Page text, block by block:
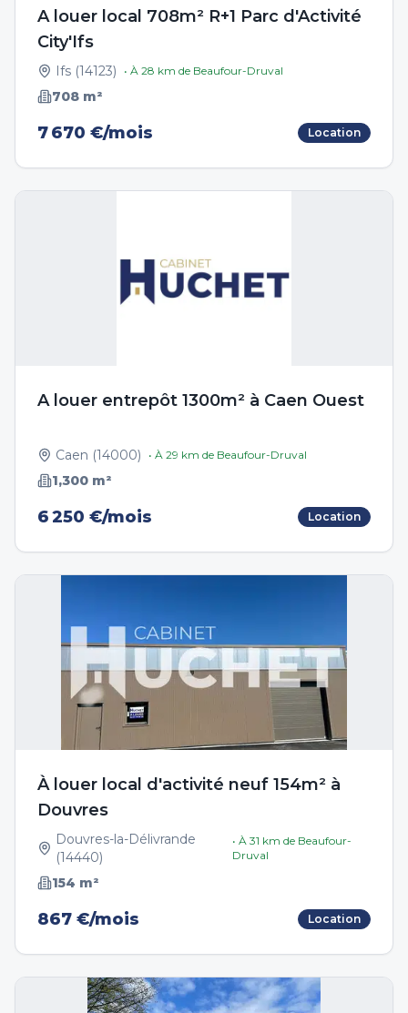
A louer local 708m² R+1 Parc d'Activité
City'Ifs
Ifs (14123) • À 28 km de Beaufour-Druval
708 m²
7 670 €/mois Location
A louer entrepôt 1300m² à Caen Ouest
Caen (14000) • À 29 km de Beaufour-Druval
1,300 m²
6 250 €/mois Location
À louer local d'activité neuf 154m² à
Douvres
Douvres-la-Délivrande
(14440)
• À31 km de Beaufour-
Druval
154 m²
867 €/mois Location